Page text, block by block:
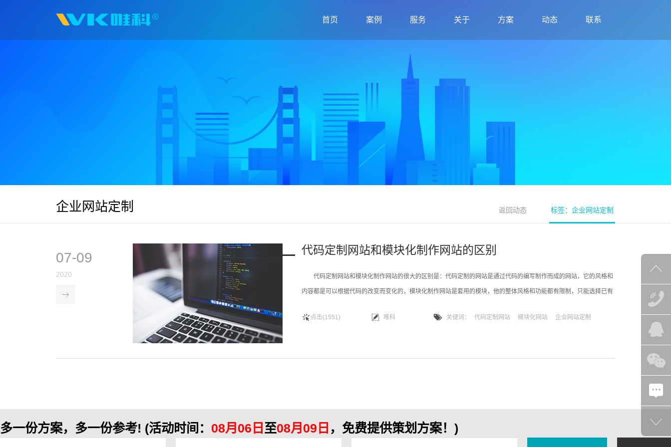
首页 案例 服务 关于 方案 动态 联系
企业网站定制 返回动态 标签：企业网站定制
07-09
2020
代码定制网站和模块化制作网站的区别
代码定制网站和模块化制作网站的很大的区别是：代码定制的网站是通过代码的编写制作而成的网站，它的风格和
内容都是可以根据代码的改变而变化的，模块化制作网站是套用的模块，他的整体风格和功能都有限制，只能选择已有
风格以及配色，都是比较个性的。 模块化制作网站在设计时只能选择已有的模板，更换里面的图
点击(1551) 唯科 关键词： 代码定制网站 模块化网站 企业网站定制
多一份方案，多一份参考! (活动时间： 08月06日 至08月09日 ，免费提供策划方案！)